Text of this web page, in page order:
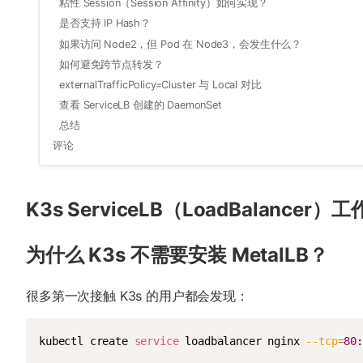
粘性 Session（Session Affinity）如何实现？
是否支持 IP Hash？
如果访问 Node2，但 Pod 在 Node3，会发生什么？
如何避免跨节点转发？
externalTrafficPolicy=Cluster 与 Local 对比
查看 ServiceLB 创建的 DaemonSet
总结
评论
K3s ServiceLB（LoadBalancer）工
为什么 K3s 不需要安装 MetalLB？
很多第一次接触 K3s 的用户都会发现：
kubectl create service loadbalancer nginx --tcp=80